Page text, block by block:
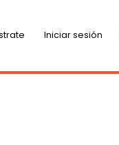
Iniciar sesión